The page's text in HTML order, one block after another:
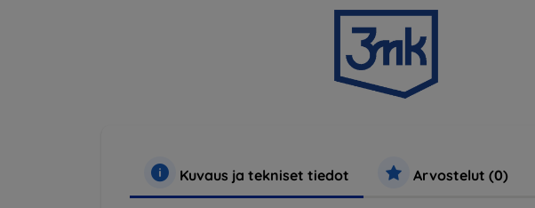
Kuvaus ja tekniset tiedot Arvostelut (0)